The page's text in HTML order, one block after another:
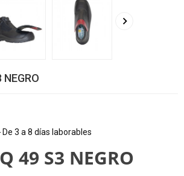

NEGRO
De 3 a 8 días laborables
49 S3 NEGRO